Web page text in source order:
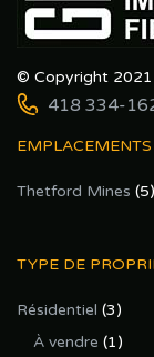
© Copyright 2021
418 334-
EMPLACEMENTS
Thetford Mines (5)
TYPE DE
Résidentiel (3)
À vendre (1)